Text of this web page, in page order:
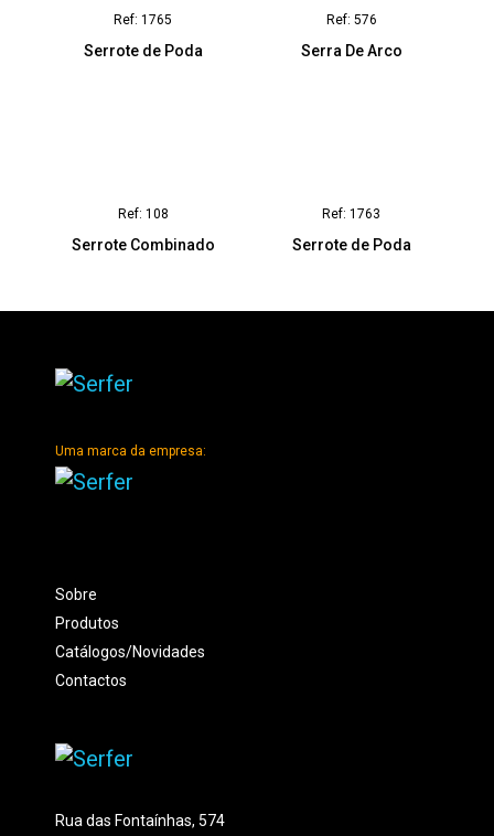
Ref: 1765
Serrote de Poda
Ref: 576
Serra De Arco
Ref: 108
Serrote Combinado
Ref: 1763
Serrote de Poda
Uma marca da empresa:
Sobre
Produtos
Catálogos/Novidades
Contactos
Rua das Fontaínhas, 574